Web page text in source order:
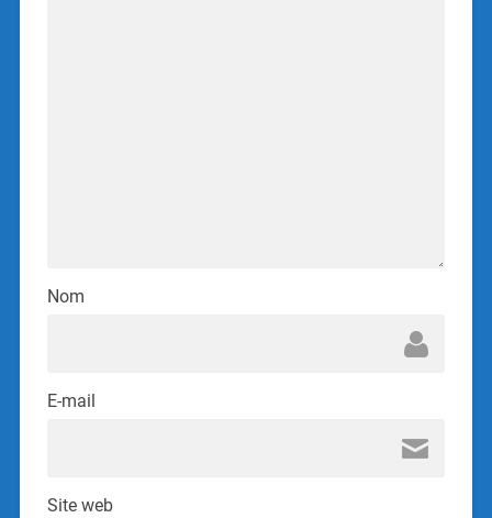
Nom
E-mail
Site web